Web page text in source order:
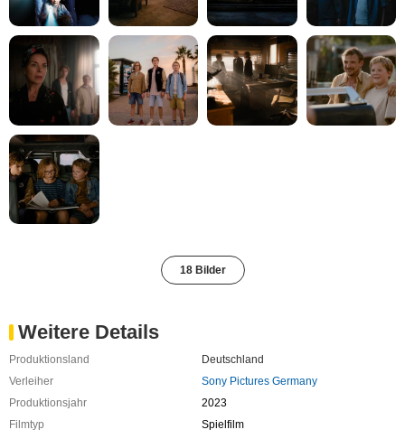
18 Bilder
Weitere Details
Produktionsland
Deutschland
Verleiher
Sony Pictures Germany
Produktionsjahr
2023
Filmtyp
Spielfilm